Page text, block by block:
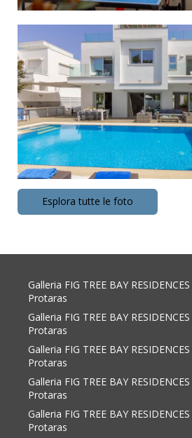
Esplora tutte le foto
Galleria FIG TREE BAY
Protaras
Galleria FIG TREE BAY
Protaras
Galleria FIG TREE BAY
Protaras
Galleria FIG TREE BAY
Protaras
Galleria FIG TREE BAY
Protaras